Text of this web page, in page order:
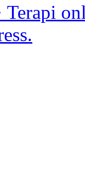
Terapi